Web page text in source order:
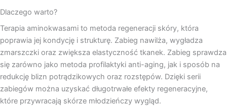
Dlaczego warto?
Terapia aminokwasami to metoda regeneracji skóry, która
poprawia jej kondycję i strukturę. Zabieg nawilża, wygładza
zmarszczki oraz zwiększa elastyczność tkanek. Zabieg sprawdza
się zarówno jako metoda profilaktyki anti-aging, jak i sposób na
redukcję blizn potrądzikowych oraz rozstępów. Dzięki serii
zabiegów można uzyskać długotrwałe efekty regeneracyjne,
które przywracają skórze młodzieńczy wygląd.